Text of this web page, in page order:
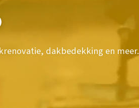
dakbedekking en meer.